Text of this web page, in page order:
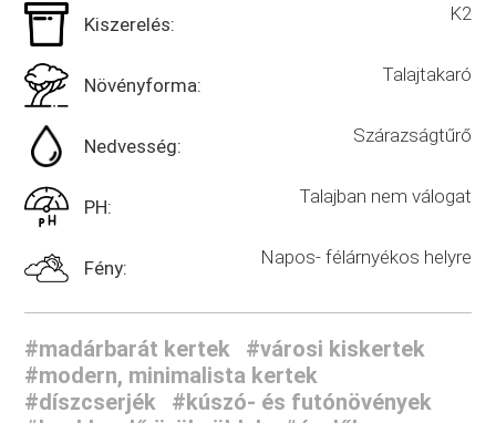
Kiszerelés: K2
Növényforma: Talajtakaró
Nedvesség: Szárazságtűrő
PH: Talajban nem válogat
Fény: Napos- félárnyékos helyre
#madárbarát kertek
#városi kiskertek
#modern, minimalista kertek
#díszcserjék
#kúszó- és futónövények